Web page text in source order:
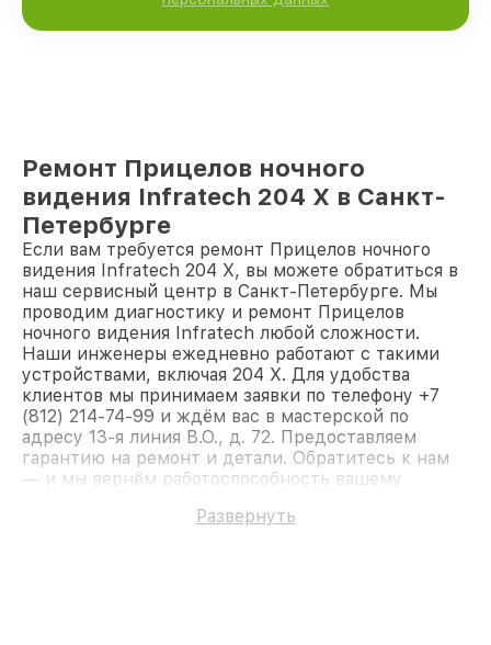
Ремонт Прицелов ночного
видения Infratech 204 Х в Санкт-
Петербурге
Если вам требуется ремонт Прицелов ночного
видения Infratech 204 Х, вы можете обратиться в
наш сервисный центр в Санкт-Петербурге. Мы
проводим диагностику и ремонт Прицелов
ночного видения Infratech любой сложности.
Наши инженеры ежедневно работают с такими
устройствами, включая 204 Х. Для удобства
клиентов мы принимаем заявки по телефону +7
(812) 214-74-99 и ждём вас в мастерской по
адресу 13-я линия В.О., д. 72. Предоставляем
гарантию на ремонт и детали. Обратитесь к нам
— и мы вернём работоспособность вашему
Развернуть